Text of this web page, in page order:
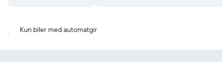
Kun biler med automatgir